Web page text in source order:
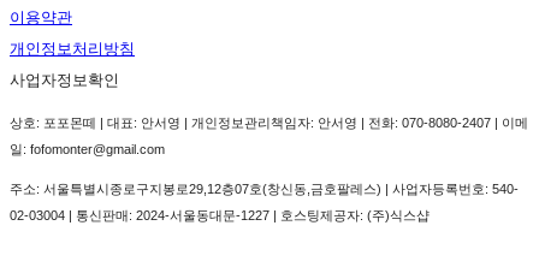
이용약관
개인정보처리방침
사업자정보확인
상호: 포포몬떼 | 대표: 안서영 | 개인정보관리책임자: 안서영 | 전화: 070-8080-2407 | 이메
일: fofomonter@gmail.com
주소: 서울특별시종로구지봉로29,12층07호(창신동,금호팔레스) | 사업자등록번호: 540-
02-03004 | 통신판매: 2024-서울동대문-1227 | 호스팅제공자: (주)식스샵